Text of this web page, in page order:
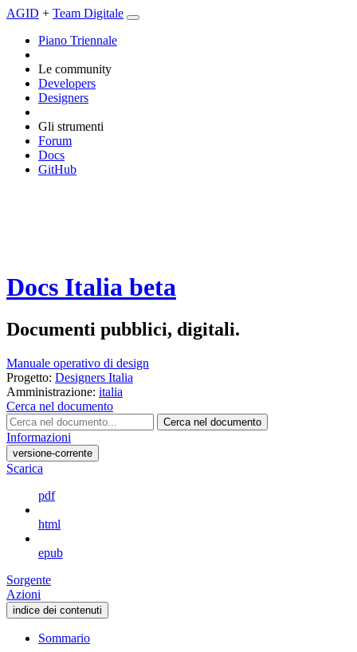
AGID + Team Digitale
Piano Triennale
Le community
Developers
Designers
Gli strumenti
Forum
Docs
GitHub
Docs Italia beta
Documenti pubblici, digitali.
Manuale operativo di design
Progetto: Designers Italia
Amministrazione: italia
Cerca nel documento
Cerca nel documento
Informazioni
versione-corrente
Scarica
pdf
html
epub
Sorgente
Azioni
indice dei contenuti
Sommario